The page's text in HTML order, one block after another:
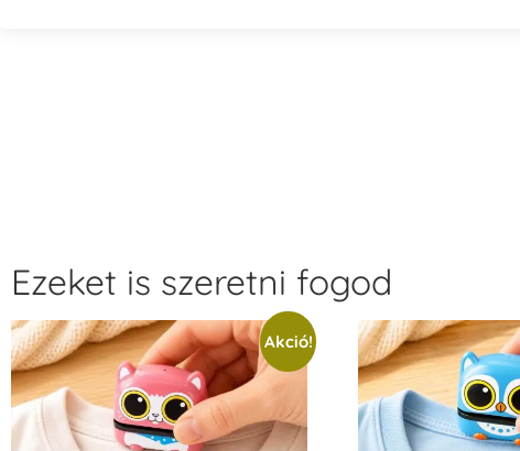
Ezeket is szeretni fogod
Akció!